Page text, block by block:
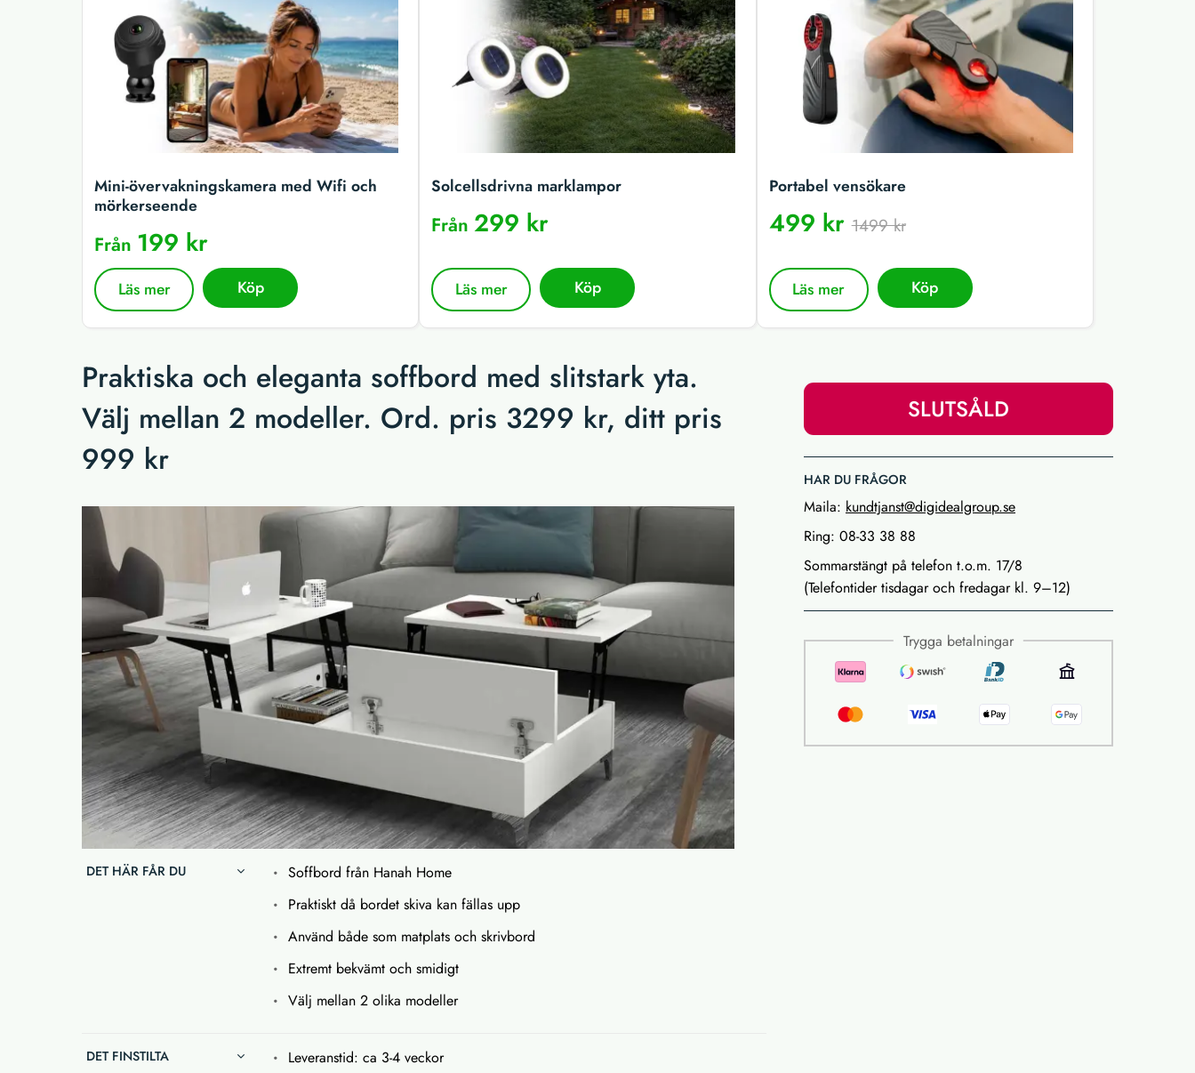
Mini-övervakningskamera med Wifi och
mörkerseende
Från 199 kr
Läs mer Köp
Solcellsdrivna marklampor
Från299 kr
Läs mer Köp
Portabel vensökare
499 kr1499 kr
Läs mer Köp
Praktiska och eleganta soffbord med slitstark yta.
Välj mellan 2 modeller. Ord. pris 3299 kr, ditt pris
999 kr
SLUTSÅLD
HAR DU FRÅGOR
Maila: kundtjanst@digidealgroup.se
Ring: 08-33 38 88
Sommarstängt på telefon t.o.m. 17/8
(Telefontider tisdagar och fredagar kl. 9–12)
Trygga betalningar
DET HÄR FÅR DU
Soffbord från Hanah Home
Praktiskt då bordet skiva kan fällas upp
Använd både som matplats och skrivbord
Extremt bekvämt och smidigt
Välj mellan 2 olika modeller
DET FINSTILTA
Leveranstid: ca 3-4 veckor